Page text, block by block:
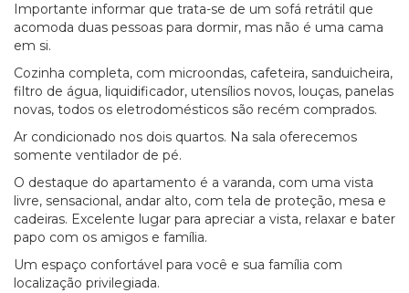
Importante informar que trata-se de um sofá retrátil que
acomoda duas pessoas para dormir, mas não é uma cama
em si.
Cozinha completa, com microondas, cafeteira, sanduicheira,
filtro de água, liquidificador, utensílios novos, louças, panelas
novas, todos os eletrodomésticos são recém comprados.
Ar condicionado nos dois quartos. Na sala oferecemos
somente ventilador de pé.
O destaque do apartamento é a varanda, com uma vista
livre, sensacional, andar alto, com tela de proteção, mesa e
cadeiras. Excelente lugar para apreciar a vista, relaxar e bater
papo com os amigos e família.
Um espaço confortável para você e sua família com
localização privilegiada.